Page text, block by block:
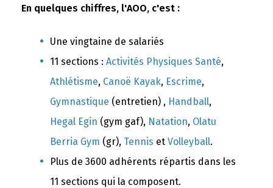
En quelques chiffres, l'AOO, c'est :
Une vingtaine de salariés
11 sections : Activités Physiques Santé,
Athlétisme, Canoë Kayak, Escrime,
Gymnastique (entretien) , Handball,
Hegal Egin (gym gaf), Natation, Olatu
Berria Gym (gr), Tennis et Volleyball.
Plus de 3600 adhérents répartis dans les
11 sections qui la composent.